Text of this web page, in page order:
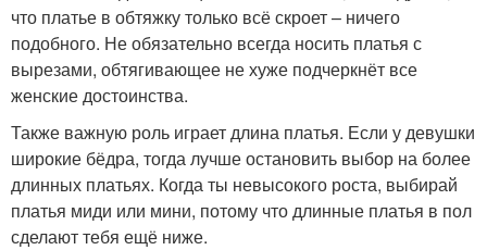
что платье в обтяжку только всё скроет – ничего
подобного. Не обязательно всегда носить платья с
вырезами, обтягивающее не хуже подчеркнёт все
женские достоинства.
Также важную роль играет длина платья. Если у девушки
широкие бёдра, тогда лучше остановить выбор на более
длинных платьях. Когда ты невысокого роста, выбирай
платья миди или мини, потому что длинные платья в пол
сделают тебя ещё ниже.